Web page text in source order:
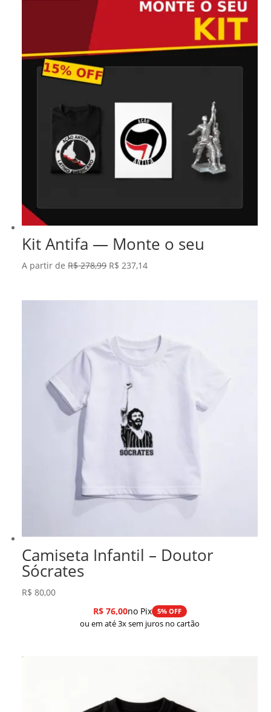
Kit Antifa — Monte o seu
A partir deR$278,99 O
R$ 237,14O
Camiseta Infantil – Doutor
Sócrates
R$ 80,00
R$76,00no Pix 5% OFF
ou em até 3x sem juros no cartão